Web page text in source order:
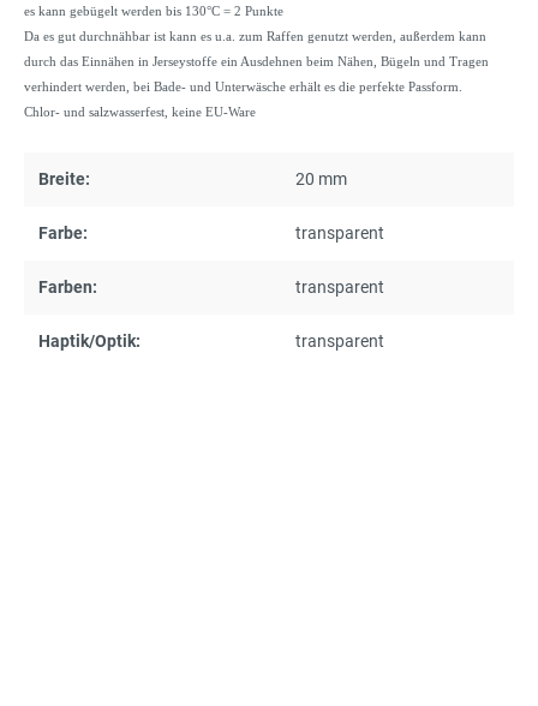
es kann gebügelt werden bis 130°C = 2 Punkte
Da es gut durchnähbar ist kann es u.a. zum Raffen genutzt werden, außerdem kann
durch das Einnähen in Jerseystoffe ein Ausdehnen beim Nähen, Bügeln und Tragen
verhindert werden, bei Bade- und Unterwäsche erhält es die perfekte Passform.
Chlor- und salzwasserfest, keine EU-Ware
Breite: 20 mm
Farbe: transparent
Farben: transparent
Haptik/Optik: transparent